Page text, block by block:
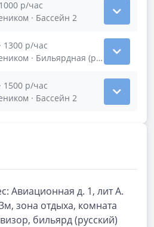
р/час
· Бассейн 2
зала Номер 3
1300 р/час
· Бильярдная (русский
зала Номер 4
1500 р/час
· Бассейн 2
зала Номер 5
Авиационная д. 1, лит А.
зона отдыха, комната
бильярд (русский)